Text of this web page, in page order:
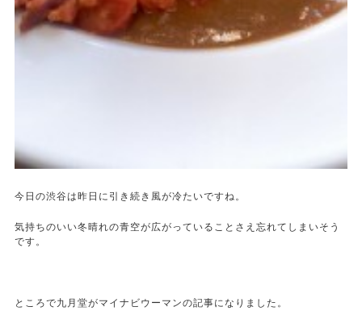
今日の渋谷は昨日に引き続き風が冷たいですね。
気持ちのいい冬晴れの青空が広がっていることさえ忘れてしまいそう
です。
ところで九月堂がマイナビウーマンの記事になりました。